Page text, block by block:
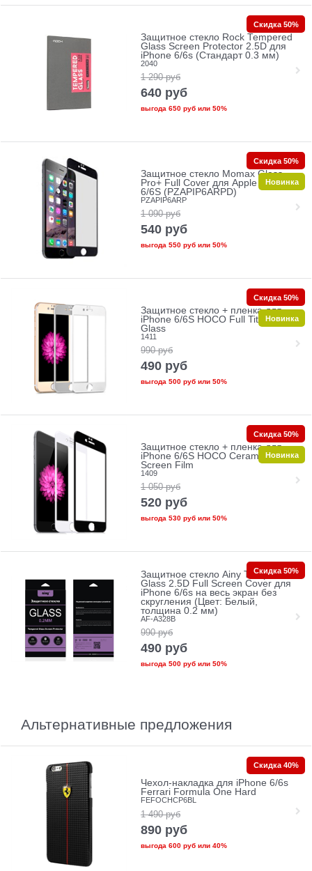
Защитное стекло Rock Tempered
Glass Screen Protector 2.5D для
iPhone 6/6s (Стандарт 0.3 мм)
2040
1 290 руб
640 руб
выгода 650 рубили 50%
Скидка 50%
Защитное стекло Momax Glass
Pro+ Full Cover для Apple iPhone
6/6S (PZAPIP6ARPD)
PZAPIP6ARP
1 090 руб
540 руб
выгода 550 рубили 50%
Скидка 50%
Новинка
Защитное стекло + пленка для
iPhone 6/6S HOCO Full Titanium
Glass
1411
990 руб
490 руб
выгода 500 рубили 50%
Скидка 50%
Новинка
Защитное стекло + пленка для
iPhone 6/6S HOCO Ceramic Glass
Screen Film
1409
1 050 руб
520 руб
выгода 530 рубили 50%
Скидка 50%
Новинка
Защитное стекло Ainy Tempered
Glass 2.5D Full Screen Cover для
iPhone 6/6s на весь экран без
скругления (Цвет: Белый,
толщина 0.2 мм)
AF-A328B
990 руб
490 руб
выгода 500 рубили 50%
Скидка 50%
Альтернативные предложения
Чехол-накладка для iPhone 6/6s
Ferrari Formula One Hard
FEFOCHCP6BL
1 490 руб
890 руб
выгода 600 рубили 40%
Скидка 40%